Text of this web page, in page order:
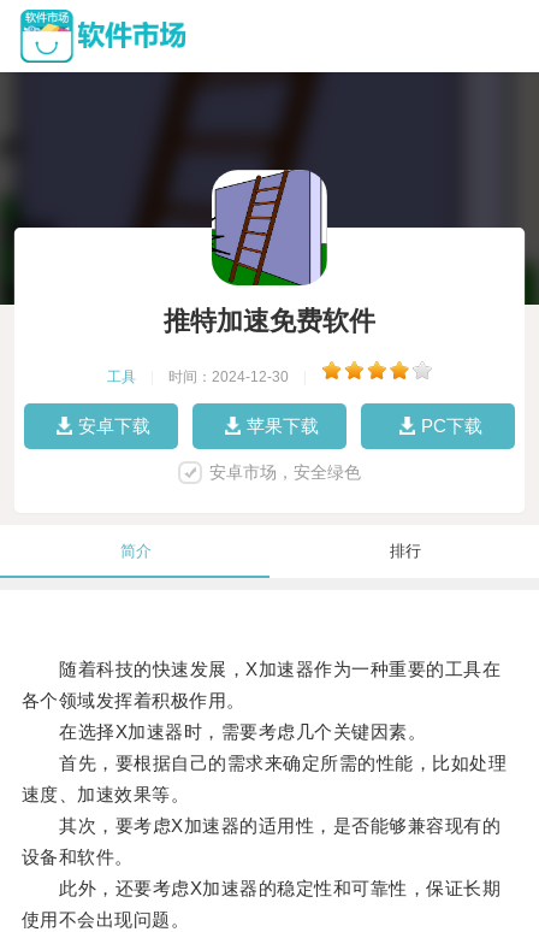
推特加速免费软件
工具 时间：2024-12-30
安卓下载 苹果下载 PC下载
安卓市场，安全绿色
简介 排行
随着科技的快速发展，X加速器作为一种重要的工具在
各个领域发挥着积极作用。
在选择X加速器时，需要考虑几个关键因素。
首先，要根据自己的需求来确定所需的性能，比如处理
速度、加速效果等。
其次，要考虑X加速器的适用性，是否能够兼容现有的
设备和软件。
此外，还要考虑X加速器的稳定性和可靠性，保证长期
使用不会出现问题。